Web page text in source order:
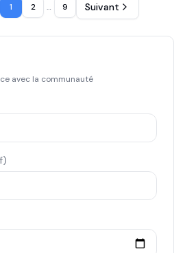
1 2 … 9 Suivant
avec la communauté